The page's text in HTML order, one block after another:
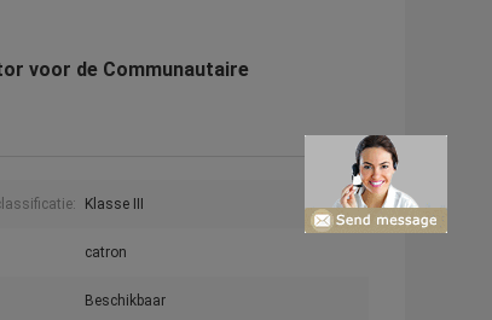
voor de Communautaire
Klasse III
catron
Beschikbaar